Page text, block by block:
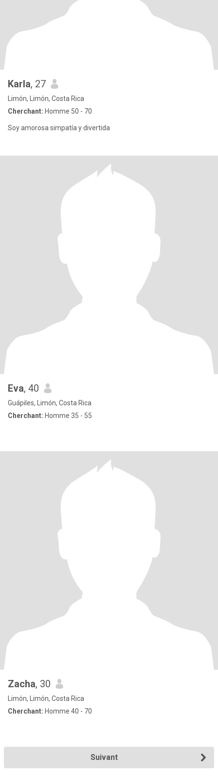
Karla, 27
Limón, Limón, Costa Rica
Cherchant: Homme 50 - 70
Soy amorosa simpatía y divertida
Eva, 40
Guápiles, Limón, Costa Rica
Cherchant: Homme 35 - 55
Zacha, 30
Limón, Limón, Costa Rica
Cherchant: Homme 40 - 70
Suivant